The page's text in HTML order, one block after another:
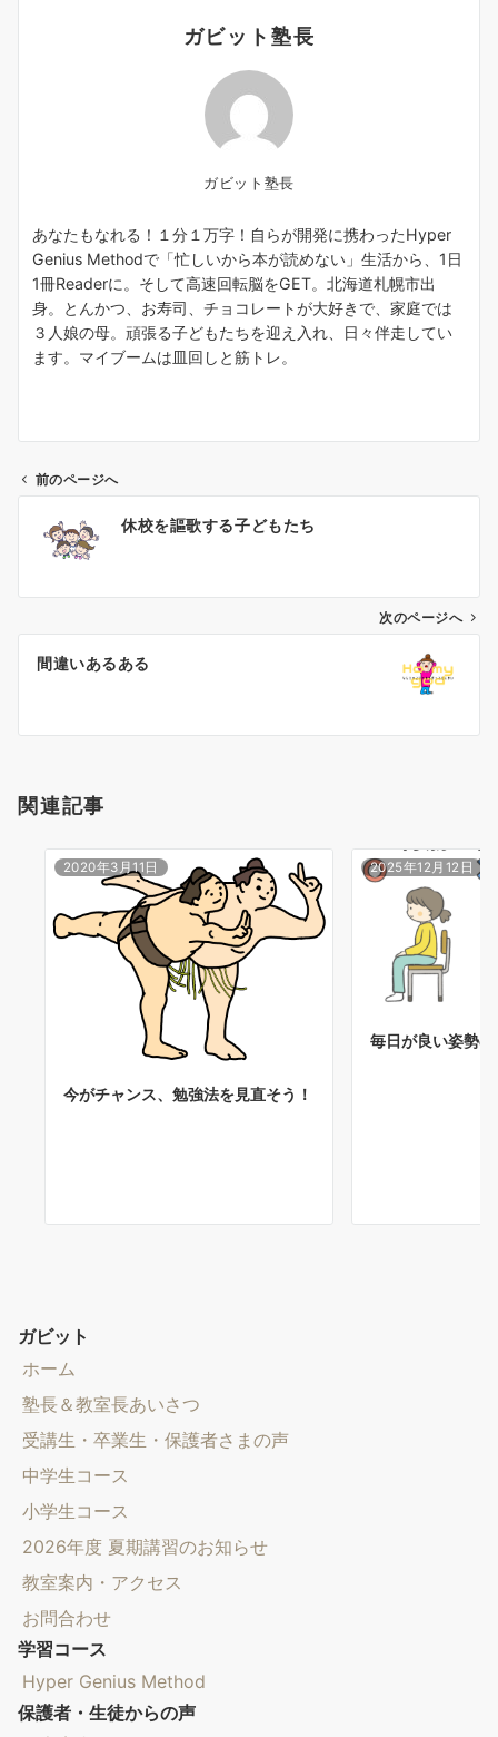
ガビット塾長
ガビット塾長
あなたもなれる！１分１万字！自らが開発に携わったHyper
Genius Methodで「忙しいから本が読めない」生活から、1日
1冊Readerに。そして高速回転脳をGET。北海道札幌市出
身。とんかつ、お寿司、チョコレートが大好きで、家庭では
３人娘の母。頑張る子どもたちを迎え入れ、日々伴走してい
ます。マイブームは皿回しと筋トレ。
ビ
ン
前のページへ
休校を謳歌する子どもたち
次のページへ
間違いあるある
関連記事
2020年3月11日
今がチャンス、勉強法を見直そう！
2025年12月12日
毎日が良い姿勢の
ガビット
ホーム
塾長＆教室長あいさつ
受講生・卒業生・保護者さまの声
中学生コース
小学生コース
2026年度 夏期講習のお知らせ
教室案内・アクセス
お問合わせ
学習コース
Hyper Genius Method
保護者・生徒からの声